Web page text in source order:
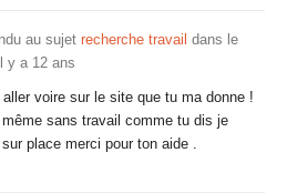
au sujet recherche travail dans le
y a 12 ans
voire sur le site que tu ma donne !
sans travail comme tu dis je
place merci pour ton aide .